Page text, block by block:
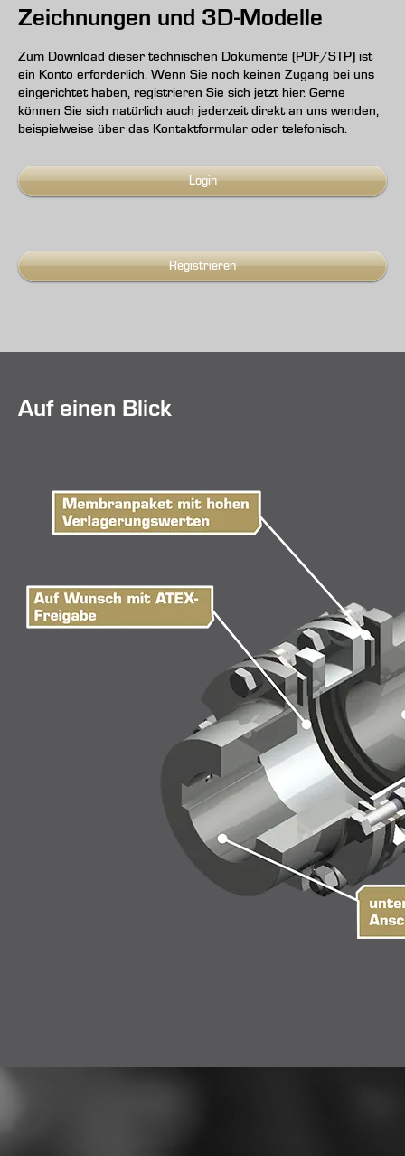
Zeichnungen und 3D-Modelle
Zum Download dieser technischen Dokumente (PDF/STP) ist
ein Konto erforderlich. Wenn Sie noch keinen Zugang bei uns
eingerichtet haben, registrieren Sie sich jetzt hier. Gerne
können Sie sich natürlich auch jederzeit direkt an uns wenden,
beispielweise über das Kontaktformular oder telefonisch.
Login
Registrieren
Auf einen Blick